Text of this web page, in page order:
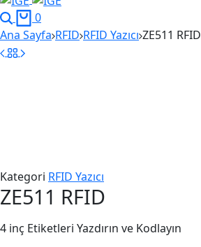
Search
0Cart
Ana Sayfa RFID RFID Yazıcı ZE511 RFID
Kategori RFID Yazıcı
ZE511 RFID
4 inç Etiketleri Yazdırın ve Kodlayın